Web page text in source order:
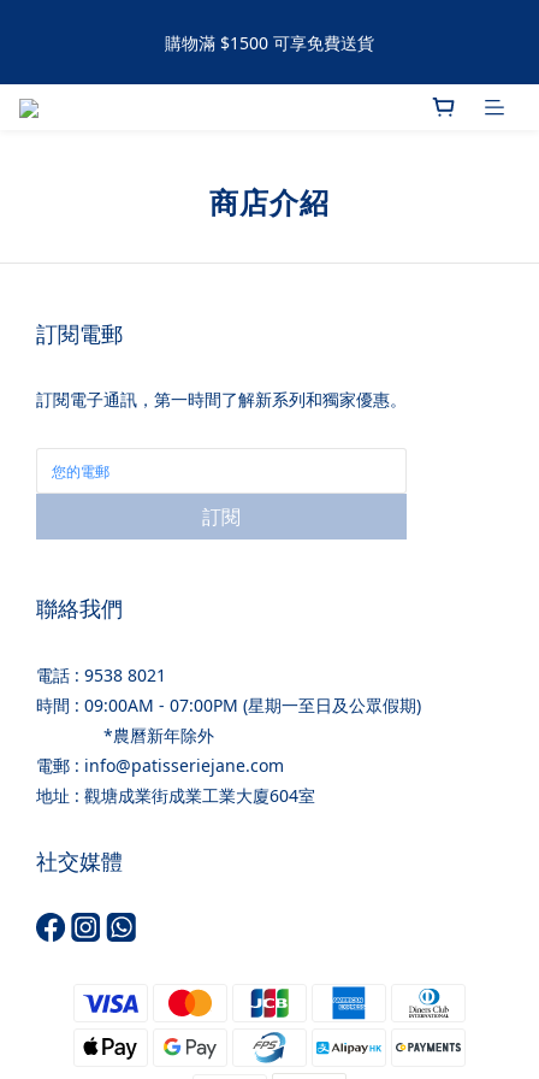
購物滿 $1500 可享免費送貨
手工撻 / 曲奇購買滿60件可享有九五折優惠 滿120件可享有九折優
購物滿 $1500 可享免費送貨
商店介紹
訂閱電郵
訂閱電子通訊，第一時間了解新系列和獨家優惠。
訂閱
聯絡我們
電話 : 9538 8021
時間 : 09:00AM - 07:00PM (星期一至日及公眾假期)
*農曆新年除外
電郵 : info@patisseriejane.com
地址 : 觀塘成業街成業工業大廈604室
社交媒體